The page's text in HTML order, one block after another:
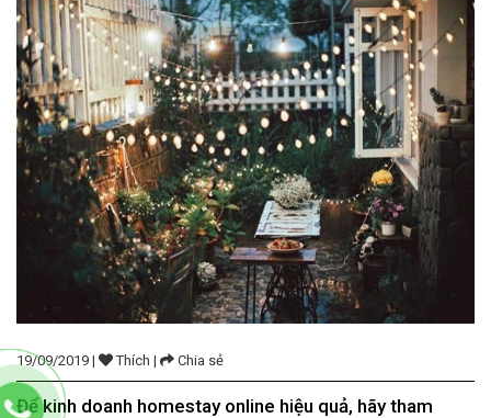
19/09/2019 | Thích | Chia sẻ
Để kinh doanh homestay online hiệu quả, hãy tham